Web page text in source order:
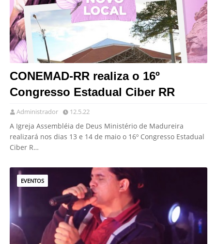
CONEMAD-RR realiza o 16º
Congresso Estadual Ciber RR
Administrador 12.5.22
A Igreja Assembléia de Deus Ministério de Madureira
realizará nos dias 13 e 14 de maio o 16º Congresso Estadual
Ciber R…
EVENTOS